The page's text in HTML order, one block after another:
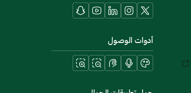
أدوات الوصول